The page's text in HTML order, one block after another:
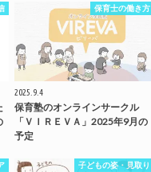
保育士の働き方
2025.9.4
保育塾のオンラインサークル
「ＶＩＲＥＶＡ」2025年9月の
予定
子どもの姿・見取り